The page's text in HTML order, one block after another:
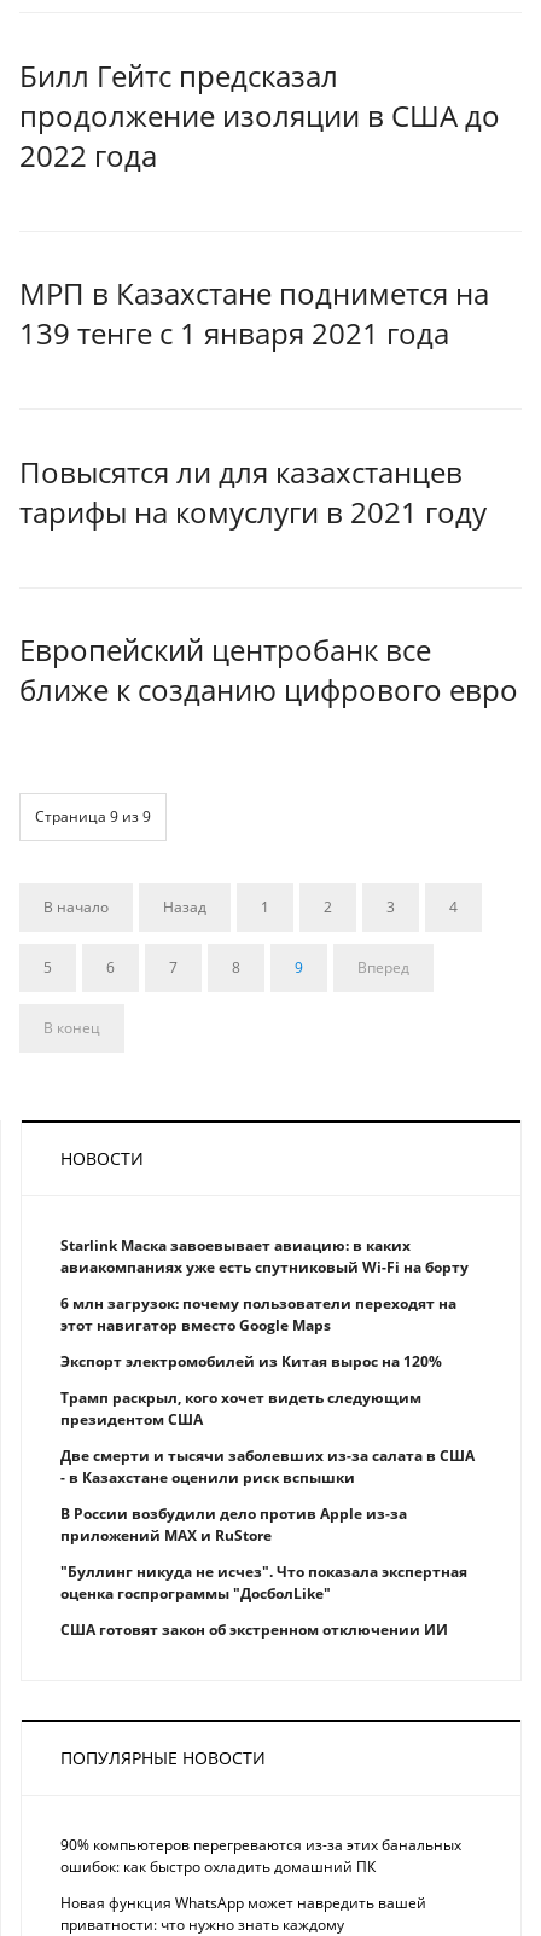
Билл Гейтс предсказал
продолжение изоляции в США до
2022 года
МРП в Казахстане поднимется на
139 тенге с 1 января 2021 года
Повысятся ли для казахстанцев
тарифы на комуслуги в 2021 году
Европейский центробанк все
ближе к созданию цифрового евро
Страница 9 из 9
В начало Назад 1 2 3 4
5 6 7 8 9 Вперед
В конец
НОВОСТИ
Starlink Маска завоевывает авиацию: в каких
авиакомпаниях уже есть спутниковый Wi-Fi на борту
6 млн загрузок: почему пользователи переходят на
этот навигатор вместо Google Maps
Экспорт электромобилей из Китая вырос на 120%
Трамп раскрыл, кого хочет видеть следующим
президентом США
Две смерти и тысячи заболевших из-за салата в США
- в Казахстане оценили риск вспышки
В России возбудили дело против Apple из-за
приложений MAX и RuStore
"Буллинг никуда не исчез". Что показала экспертная
оценка госпрограммы "ДосболLike"
США готовят закон об экстренном отключении ИИ
ПОПУЛЯРНЫЕ НОВОСТИ
90% компьютеров перегреваются из-за этих банальных
ошибок: как быстро охладить домашний ПК
Новая функция WhatsApp может навредить вашей
приватности: что нужно знать каждому